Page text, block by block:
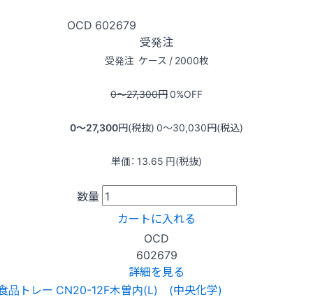
OCD 602679
受発注
受発注 ケース / 2000枚
0〜27,300円0%OFF
0〜27,300円(税抜) 0〜30,030円(税込)
単価： 13.65 円(税抜)
数量
カートに入れる
OCD
602679
詳細を見る